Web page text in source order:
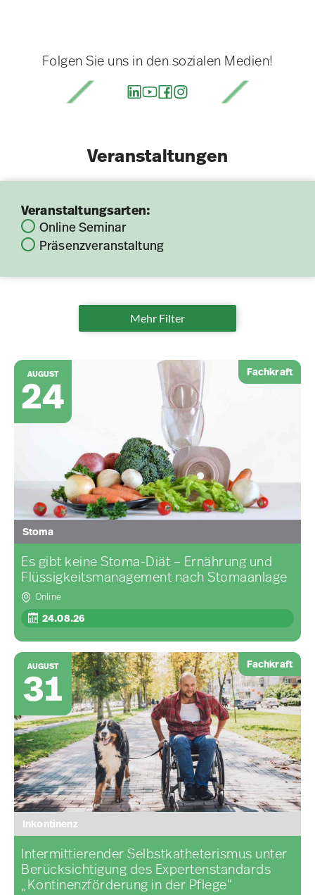
Folgen Sie uns in den sozialen Medien!
Veranstaltungen
Veranstaltungsarten:
Online Seminar
Präsenzveranstaltung
Mehr Filter
AUGUST
24 Fachkraft
Stoma
Es gibt keine Stoma-Diät – Ernährung und
Flüssigkeitsmanagement nach Stomaanlage
Online
24.08.26
AUGUST
31 Fachkraft
Inkontinenz
Intermittierender Selbstkatheterismus unter
Berücksichtigung des Expertenstandards
„Kontinenzförderung in der Pflege“